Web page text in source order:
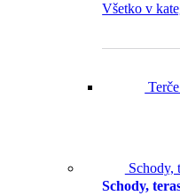
Všetko v
Schody,
Schody,